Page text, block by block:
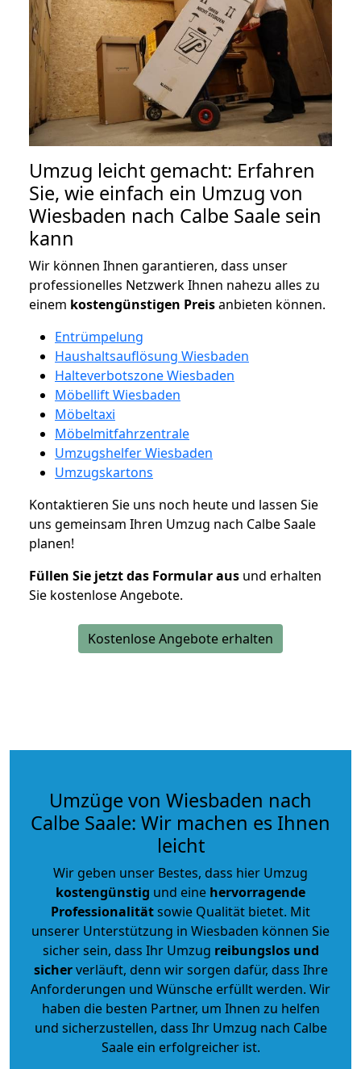
Umzug leicht gemacht: Erfahren
Sie, wie einfach ein Umzug von
Wiesbaden nach Calbe Saale sein
kann
Wir können Ihnen garantieren, dass unser
professionelles Netzwerk Ihnen nahezu alles zu
einem kostengünstigen Preisanbieten können.
Entrümpelung
Haushaltsauflösung Wiesbaden
Halteverbotszone Wiesbaden
Möbellift Wiesbaden
Möbeltaxi
Möbelmitfahrzentrale
Umzugshelfer Wiesbaden
Umzugskartons
Kontaktieren Sie uns noch heute und lassen Sie
uns gemeinsam Ihren Umzug nach Calbe Saale
planen!
Füllen Sie jetzt das Formular aus und erhalten
Sie kostenlose Angebote.
Kostenlose Angebote erhalten
Umzüge von Wiesbaden nach
Calbe Saale: Wir machen es Ihnen
leicht
Wir geben unser Bestes, dass hier Umzug
kostengünstig und eine hervorragende
Professionalitätsowie Qualität bietet. Mit
unserer Unterstützung in Wiesbaden können Sie
sicher sein, dass Ihr Umzug reibungslos und
sicherverläuft, denn wir sorgen dafür, dass Ihre
Anforderungen und Wünsche erfüllt werden. Wir
haben die besten Partner, um Ihnen zu helfen
und sicherzustellen, dass Ihr Umzug nach Calbe
Saale ein erfolgreicher ist.